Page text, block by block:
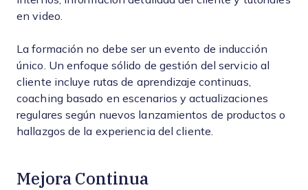
en video.
La formación no debe ser un evento de inducción
único. Un enfoque sólido de gestión del servicio al
cliente incluye rutas de aprendizaje continuas,
coaching basado en escenarios y actualizaciones
regulares según nuevos lanzamientos de productos o
hallazgos de la experiencia del cliente.
Mejora Continua